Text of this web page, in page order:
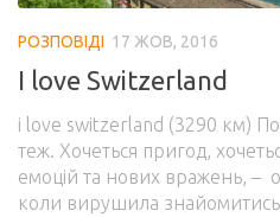
РОЗПОВІДІ 17 ЖОВ, 2016
I love Switzerland
i love switzerland (3290 км)
теж. Хочеться пригод,
емоцій та нових вражень, –
коли вирушила